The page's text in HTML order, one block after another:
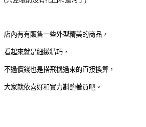
店內有有販售一些外型精美的商品，
看起來就是細緻精巧，
不過價錢也是搭飛機過來的直接換算，
大家就依喜好和實力斟酌著買吧。